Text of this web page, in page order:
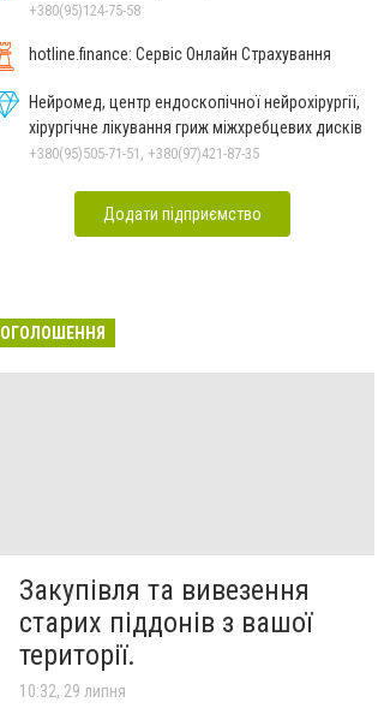
+380(95)124-75-58
hotline.finance: Сервіс Онлайн Страхування
Нейромед, центр ендоскопічної нейрохірургії,
хірургічне лікування гриж міжхребцевих дисків
+380(95)505-71-51, +380(97)421-87-35
Додати підприємство
ОГОЛОШЕННЯ
Закупівля та вивезення
старих піддонів з вашої
території.
10:32, 29 липня